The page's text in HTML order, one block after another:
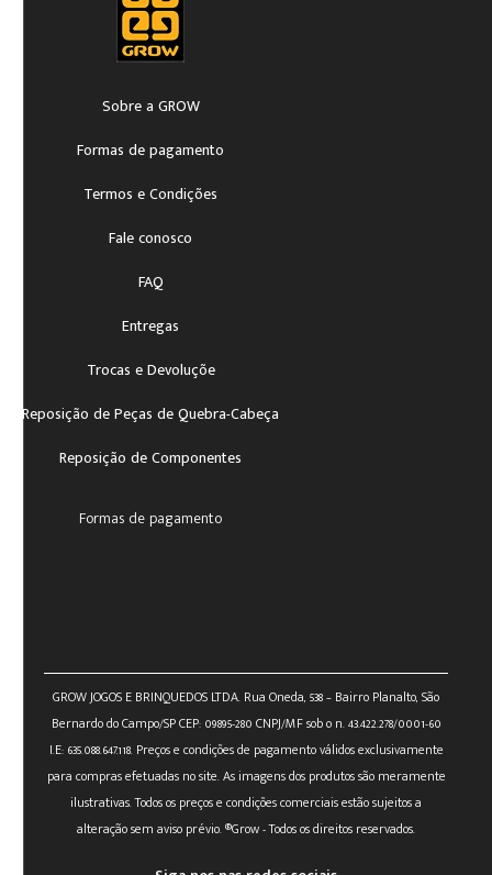
Sobre a GROW
Formas de pagamento
Termos e Condições
Fale conosco
FAQ
Entregas
Trocas e Devoluçõe
Reposição de Peças de Quebra-Cabeça
Reposição de Componentes
Formas de pagamento
GROW JOGOS E BRINQUEDOS LTDA. Rua Oneda, 538 – Bairro Planalto, São
Bernardo do Campo/SP CEP: 09895-280 CNPJ/MF sob o n. 43.422.278/0001-60
I.E: 635.088.647.118. Preços e condições de pagamento válidos exclusivamente
para compras efetuadas no site. As imagens dos produtos são meramente
ilustrativas. Todos os preços e condições comerciais estão sujeitos a
alteração sem aviso prévio. ®Grow - Todos os direitos reservados.